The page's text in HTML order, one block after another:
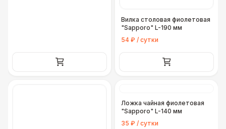
Вилка столовая фиолетовая
"Sapporo" L-190 мм
54 ₽ / сутки
Ложка чайная фиолетовая
"Sapporo" L-140 мм
35 ₽ / сутки